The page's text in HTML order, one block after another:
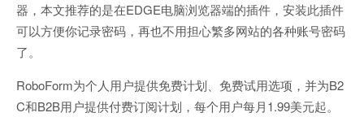
器，本文推荐的是在EDGE电脑浏览器端的插件，安装此插件
可以方便你记录密码，再也不用担心繁多网站的各种账号密码
了。
RoboForm为个人用户提供免费计划、免费试用选项，并为B2
C和B2B用户提供付费订阅计划，每个用户每月1.99美元起。